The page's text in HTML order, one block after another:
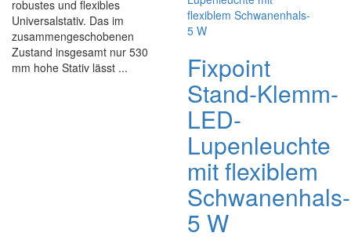
robustes und flexibles
Universalstativ. Das im
zusammengeschobenen
Zustand insgesamt nur 530
mm hohe Stativ lässt ...
Fixpoint
Stand-Klemm-
LED-
Lupenleuchte
mit flexiblem
Schwanenhals-
5 W